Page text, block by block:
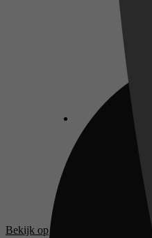
Bekijk op